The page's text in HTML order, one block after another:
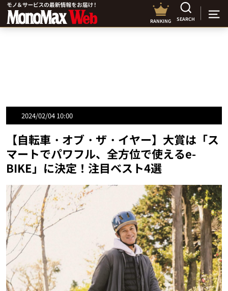
RANKING SEARCH
2024/02/04 10:00
【自転車・オブ・ザ・イヤー】大賞は「ス
マートでパワフル、全方位で使えるe-
BIKE」に決定！注目ベスト4選